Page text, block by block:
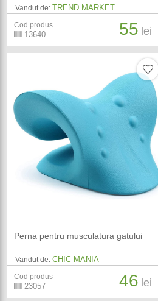
Vandut de: TREND MARKET
Cod produs
13640 55 lei
Perna pentru musculatura gatului
Vandut de: CHIC MANIA
Cod produs
23057 46 lei